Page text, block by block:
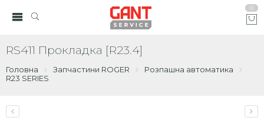
0
RS411 Прокладка [R23.4]
Головна Запчастини ROGER
Розпашна автоматика
R23 SERIES